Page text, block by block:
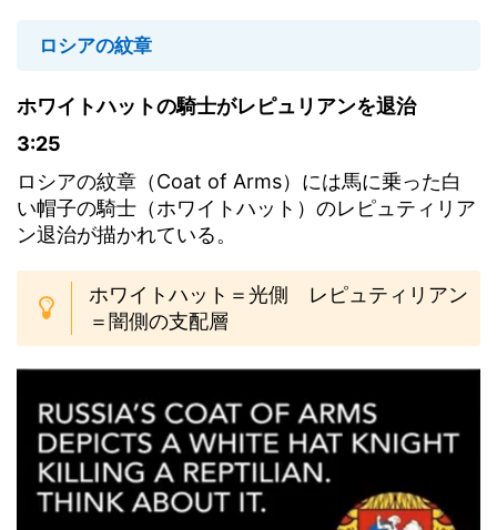
ロシアの紋章
ホワイトハットの騎士がレピュリアンを退治
3:25
ロシアの紋章（Coat of Arms）には馬に乗った白
い帽子の騎士（ホワイトハット）のレピュティリア
ン退治が描かれている。
ホワイトハット＝光側 レピュティリアン
＝闇側の支配層